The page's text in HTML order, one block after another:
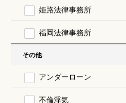
姫路法律事務所
福岡法律事務所
その他
アンダーローン
不倫浮気